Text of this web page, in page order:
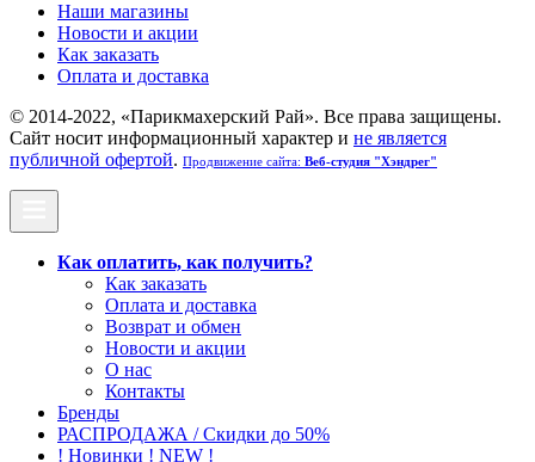
Наши магазины
Новости и акции
Как заказать
Оплата и доставка
© 2014-2022, «Парикмахерский Рай». Все права защищены.
Cайт носит информационный характер и не является
публичной офертой. Продвижение сайта: Веб-студия "Хэндрег"
Как оплатить, как получить?
Как заказать
Оплата и доставка
Возврат и обмен
Новости и акции
О нас
Контакты
Бренды
РАСПРОДАЖА / Скидки до 50%
! Новинки ! NEW !